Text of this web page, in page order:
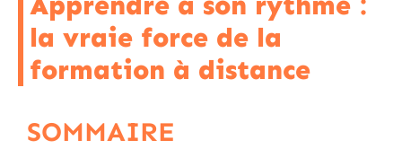
la vraie force de la
formation à distance
SOMMAIRE